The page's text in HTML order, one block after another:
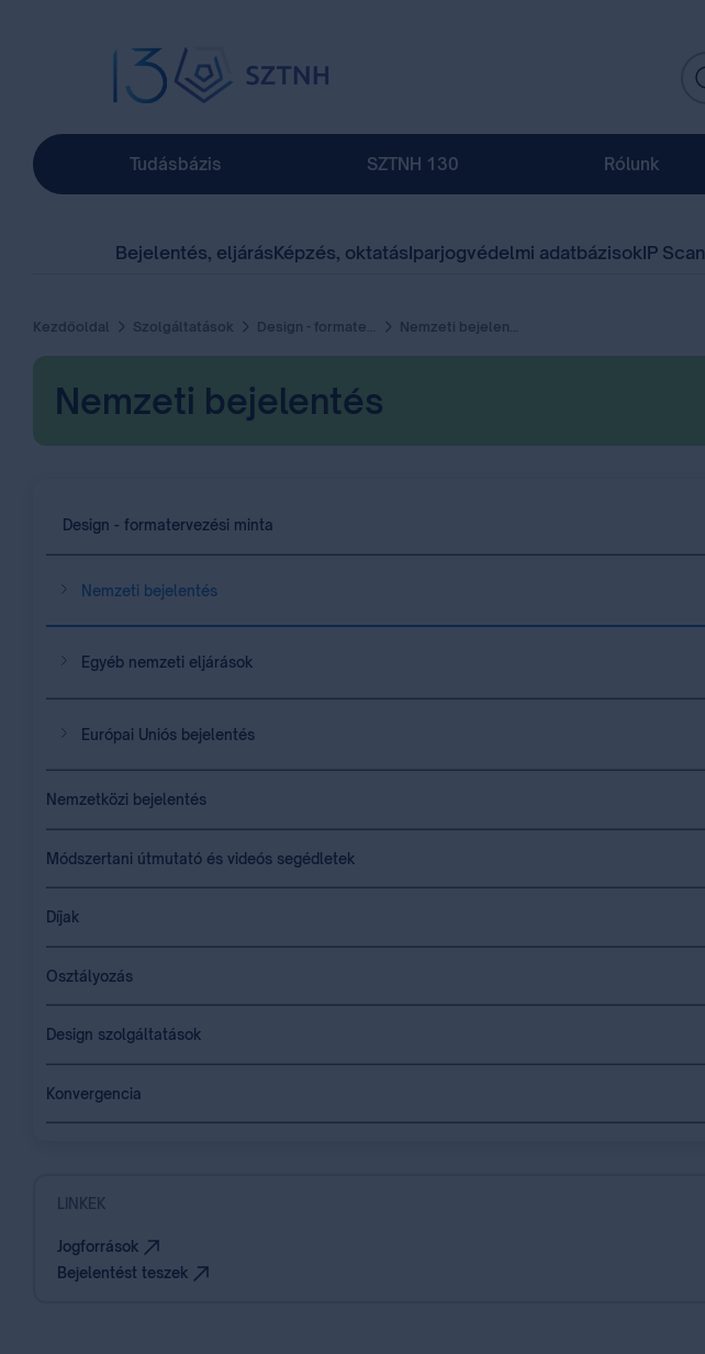
Tudásbázis SZTNH 130 Rólunk
Bejelentés, eljárásKépzés, oktatásIparjogvédelmi adatbázisokIP Scan
Kezdőoldal Szolgáltatások Design - formatervezési minta Nemzeti bejelentés
Nemzeti bejelentés
Design - formatervezési minta
Nemzeti bejelentés
Egyéb nemzeti eljárások
Európai Uniós bejelentés
Nemzetközi bejelentés
Módszertani útmutató és videós segédletek
Díjak
Osztályozás
Design szolgáltatások
Konvergencia
LINKEK
Jogforrások
Bejelentést teszek